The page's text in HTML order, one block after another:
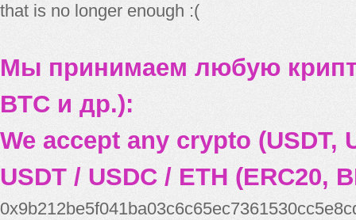
that is no longer enough :(
Мы принимаем любую
BTC и др.):
We accept any crypto (USDT,
USDT / USDC / ETH (ERC20,